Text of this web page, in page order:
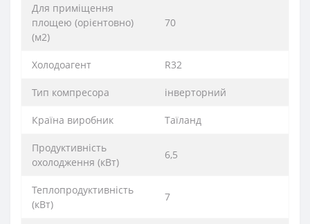
Для приміщення
площею (орієнтовно)
(м2)
70
Xолодоагент R32
Тип компресора інверторний
Країна виробник Таїланд
Продуктивність
охолодження (кВт)
6,5
Теплопродуктивність
(кВт)
7